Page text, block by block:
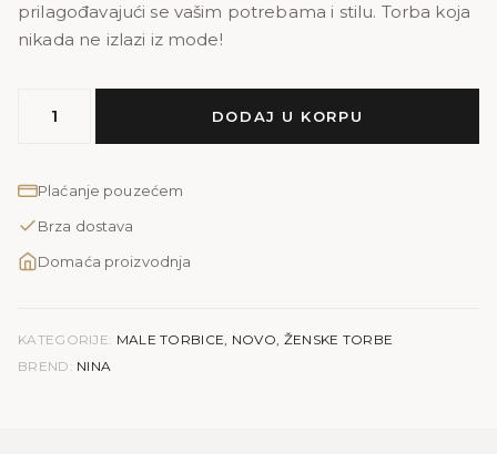
prilagođavajući se vašim potrebama i stilu. Torba koja
nikada ne izlazi iz mode!
NINA
mint
DODAJ U KORPU
Plaćanje pouzećem
Brza dostava
Domaća proizvodnja
KATEGORIJE: MALE TORBICE, NOVO, ŽENSKE TORBE
BREND: NINA